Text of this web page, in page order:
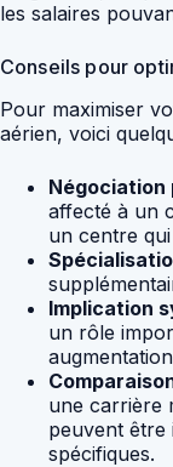
les salaires
Conseils pour
Pour maximiser
aérien, voici
Négociation
affecté à un
un centre
Implication
un rôle
une carrière
peuvent être
spécifiques.